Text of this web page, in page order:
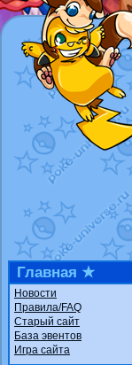
Главная ★
Новости
Правила/FAQ
Старый сайт
База эвентов
Игра сайта